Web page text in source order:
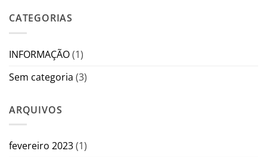
CATEGORIAS
INFORMAÇÃO(1)
Sem categoria (3)
ARQUIVOS
fevereiro 2023(1)